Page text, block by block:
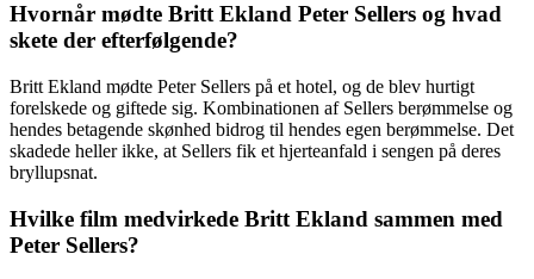
Hvornår mødte Britt Ekland Peter Sellers og hvad
skete der efterfølgende?
Britt Ekland mødte Peter Sellers på et hotel, og de blev hurtigt
forelskede og giftede sig. Kombinationen af Sellers berømmelse og
hendes betagende skønhed bidrog til hendes egen berømmelse. Det
skadede heller ikke, at Sellers fik et hjerteanfald i sengen på deres
bryllupsnat.
Hvilke film medvirkede Britt Ekland sammen med
Peter Sellers?